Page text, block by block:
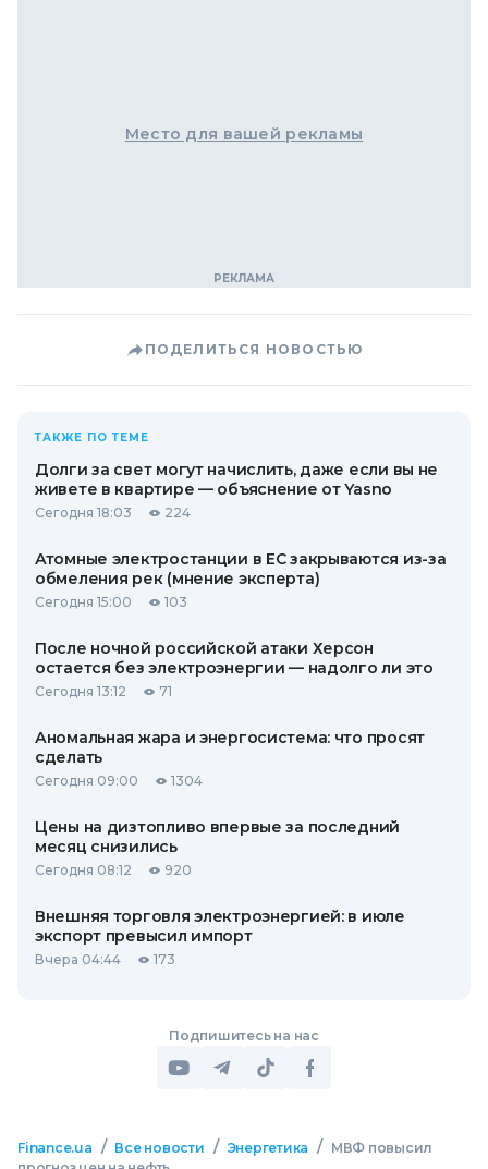
Место для вашей рекламы
ПОДЕЛИТЬСЯ НОВОСТЬЮ
ТАКЖЕ ПО ТЕМЕ
Долги за свет могут начислить, даже если вы не
живете в квартире — объяснение от Yasno
Сегодня 18:03 224
Атомные электростанции в ЕС закрываются из-за
обмеления рек (мнение эксперта)
Сегодня 15:00 103
После ночной российской атаки Херсон
остается без электроэнергии — надолго ли это
Сегодня 13:12 71
Аномальная жара и энергосистема: что просят
сделать
Сегодня 09:00 1304
Цены на дизтопливо впервые за последний
месяц снизились
Сегодня 08:12 920
Внешняя торговля электроэнергией: в июле
экспорт превысил импорт
Вчера 04:44 173
Подпишитесь на нас
Finance.ua / Все новости / Энергетика /
МВФ повысил